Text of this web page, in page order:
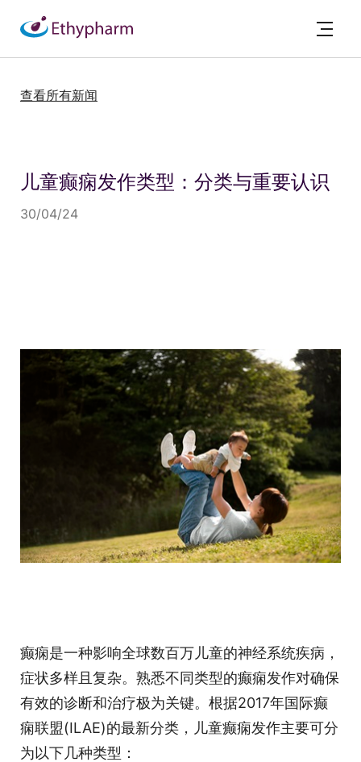
查看所有新闻
儿童癫痫发作类型：分类与重要认识
30/04/24
癫痫是一种影响全球数百万儿童的神经系统疾病，
症状多样且复杂。熟悉不同类型的癫痫发作对确保
有效的诊断和治疗极为关键。根据2017年国际癫
痫联盟(ILAE)的最新分类，儿童癫痫发作主要可分
为以下几种类型：